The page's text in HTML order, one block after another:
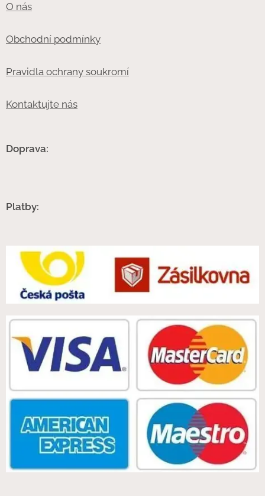
O nás
Obchodní podmínky
Pravidla ochrany soukromí
Kontaktujte nás
Doprava:
Platby: